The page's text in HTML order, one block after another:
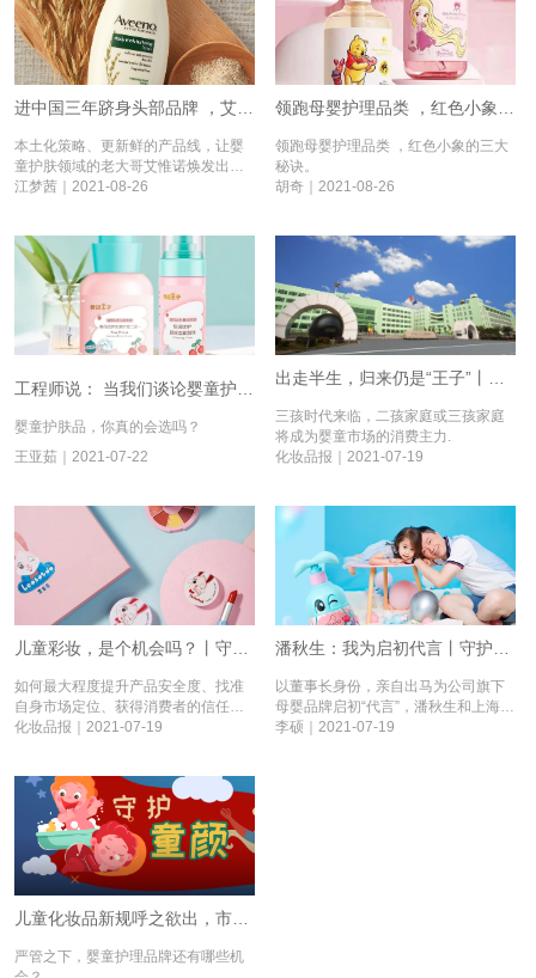
本土化策略、更新鲜的产品线，让婴
童护肤领域的老大哥艾惟诺焕发出新
活力。
江梦茜｜2021-08-26
领跑母婴护理品类 ，红色小象的三大
秘诀。
胡奇｜2021-08-26
婴童护肤品，你真的会选吗？
王亚茹｜2021-07-22
三孩时代来临，二孩家庭或三孩家庭
将成为婴童市场的消费主力.
化妆品报｜2021-07-19
如何最大程度提升产品安全度、找准
自身市场定位、获得消费者的信任，
是儿童彩妆入局者将面临的挑战。
化妆品报｜2021-07-19
以董事长身份，亲自出马为公司旗下
母婴品牌启初“代言”，潘秋生和上海家
化都开创了一个历史。
李硕｜2021-07-19
严管之下，婴童护理品牌还有哪些机